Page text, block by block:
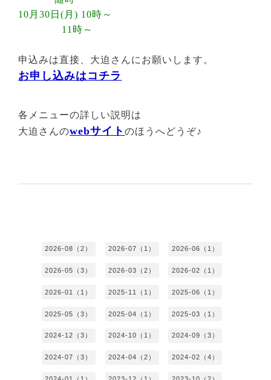
10月30日(月) 10時～
11時～
申込みは直接、大迫さんにお願いします。
お申し込みはコチラ
各メニューの詳しい説明は
大迫さんのwebサイトのほうへどうぞ♪
2026-08（2） 2026-07（1） 2026-06（1）
2026-05（3） 2026-03（2） 2026-02（1）
2026-01（1） 2025-11（1） 2025-06（1）
2025-05（3） 2025-04（1） 2025-03（1）
2024-12（3） 2024-10（1） 2024-09（3）
2024-07（3） 2024-04（2） 2024-02（4）